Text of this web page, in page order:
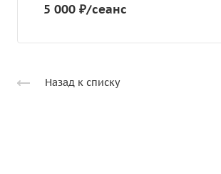
5 000 ₽/сеанс
Назад к списку